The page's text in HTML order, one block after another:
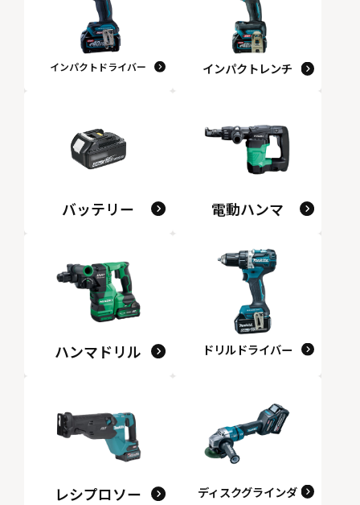
インパクトドライバー インパクトレンチ
バッテリー 電動ハンマ
ハンマドリル ドリルドライバー
レシプロソー ディスクグラインダ